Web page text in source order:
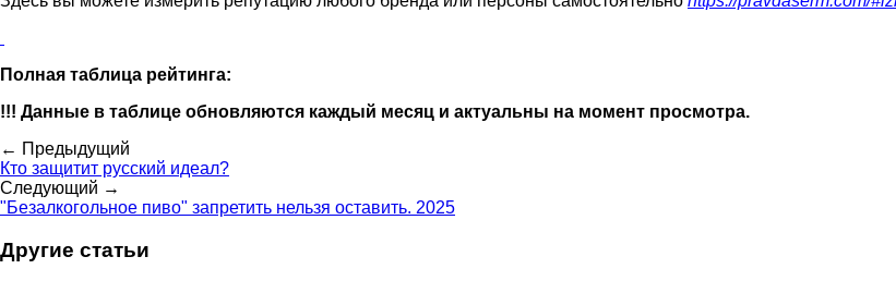
Полная таблица рейтинга:
!!! Данные в таблице обновляются каждый месяц и актуальны на момент просмотра.
← Предыдущий
Кто защитит русский идеал?
Следующий →
"Безалкогольное пиво" запретить нельзя оставить. 2025
Другие статьи